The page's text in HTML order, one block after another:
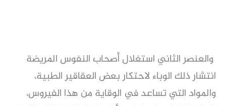
والعنصر الثاني استغلال أصحاب النفوس المريضة
انتشار ذلك الوباء لاحتكار بعض العقاقير الطبية،
والمواد التي تساعد في الوقاية من هذا الفيروس،